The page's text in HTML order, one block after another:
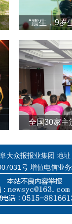
“震生，9岁
全国30家主
大众报报业集团 地
号 增值电信业